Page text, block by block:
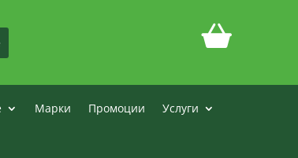
Марки Промоции
Услуги